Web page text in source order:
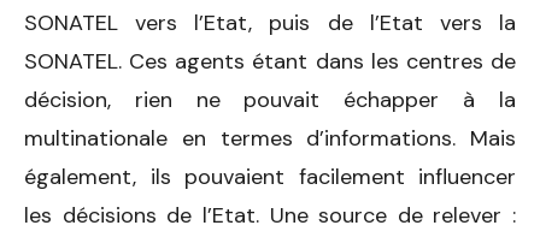
SONATEL vers l’Etat, puis de l’Etat vers la
SONATEL. Ces agents étant dans les centres de
décision, rien ne pouvait échapper à la
multinationale en termes d’informations. Mais
également, ils pouvaient facilement influencer
les décisions de l’Etat. Une source de relever :